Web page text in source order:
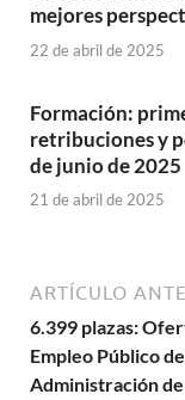
mejores
22 de abril de 2025
Formación:
retribuciones y
de junio de 2025
21 de abril de 2025
ARTÍCULO
6.399 plazas:
Empleo Público
Administración